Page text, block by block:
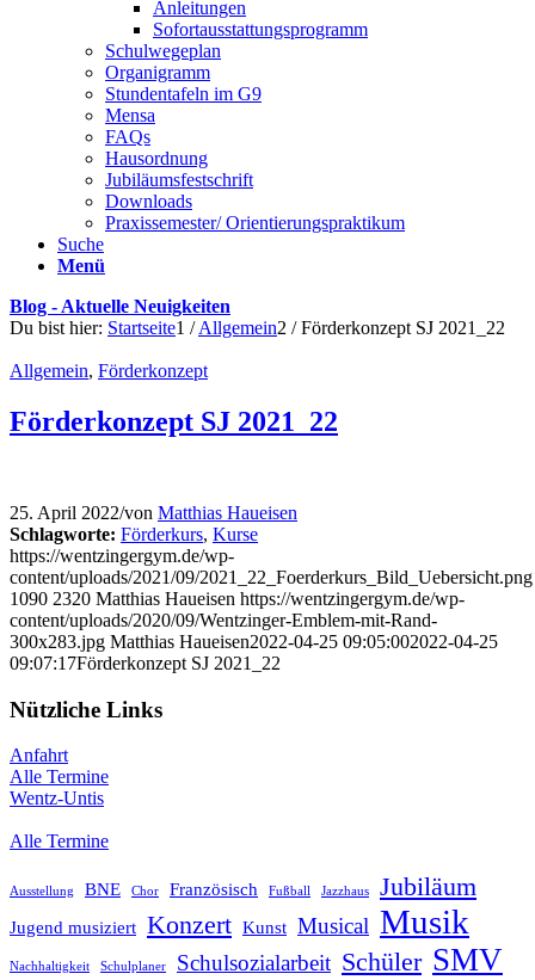
Anleitungen
Sofortausstattungsprogramm
Schulwegeplan
Organigramm
Stundentafeln im G9
Mensa
FAQs
Hausordnung
Jubiläumsfestschrift
Downloads
Praxissemester/ Orientierungspraktikum
Suche
Menü
Blog - Aktuelle Neuigkeiten
Du bist hier: Startseite1 / Allgemein2 / Förderkonzept SJ 2021_22
Allgemein, Förderkonzept
Förderkonzept SJ 2021_22
25. April 2022/von Matthias Haueisen
Schlagworte: Förderkurs, Kurse
https://wentzingergym.de/wp-
content/uploads/2021/09/2021_22_Foerderkurs_Bild_Uebersicht.png
1090 2320 Matthias Haueisen https://wentzingergym.de/wp-
content/uploads/2020/09/Wentzinger-Emblem-mit-Rand-
300x283.jpg Matthias Haueisen2022-04-25 09:05:002022-04-25
09:07:17Förderkonzept SJ 2021_22
Nützliche Links
Anfahrt
Alle Termine
Wentz-Untis
Alle Termine
Ausstellung BNE Chor Französisch Fußball Jazzhaus Jubiläum
Jugend musiziert Konzert Kunst Musical Musik
Nachhaltigkeit Schulplaner Schulsozialarbeit Schüler SMV